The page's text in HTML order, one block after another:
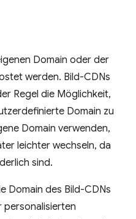
Domain oder der
werden. Bild-CDNs
Regel die Möglichkeit,
Domain zu
Domain verwenden,
leichter wechseln, da
sind.
Domain des Bild-CDNs
personalisierten